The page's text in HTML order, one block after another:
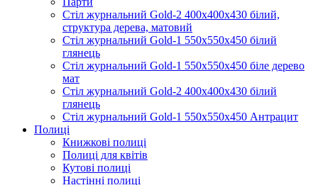
Стіл журнальний Gold-2 400х400х430 білий,
структура дерева, матовий
Стіл журнальний Gold-1 550х550х450 білий
глянець
Стіл журнальний Gold-1 550х550х450 біле дерево
мат
Стіл журнальний Gold-2 400х400х430 білий
глянець
Стіл журнальний Gold-1 550х550х450 Антрацит
Полиці
Книжкові полиці
Полиці для квітів
Кутові полиці
Настінні полиці